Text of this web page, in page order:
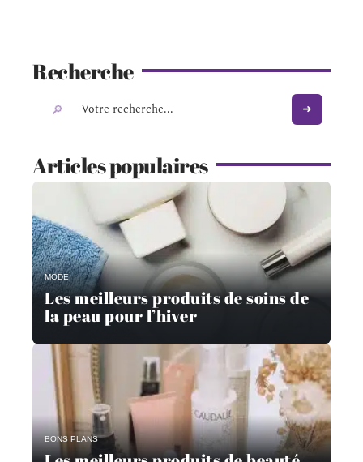
Recherche
Articles populaires
MODE
Les meilleurs produits de soins de
la peau pour l’hiver
BONS PLANS